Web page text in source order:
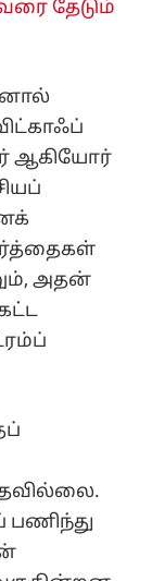
தேடும்
ஆகியோர்
அதன்
பணிந்து